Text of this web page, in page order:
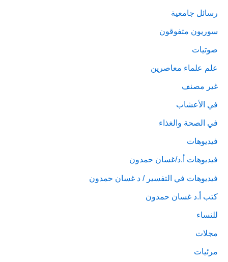
رسائل جامعية
سوريون متفوقون
صوتيات
علم علماء معاصرين
غير مصنف
في الأعشاب
في الصحة والغذاء
فيديوهات
فيديوهات أ.د/غسان حمدون
فيديوهات في التفسير / د غسان حمدون
كتب أ.د غسان حمدون
للنساء
مجلات
مرئيات